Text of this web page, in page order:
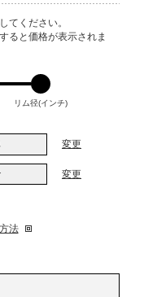
てください。
ると価格が表示されま
リム径(インチ)
変更
変更
法